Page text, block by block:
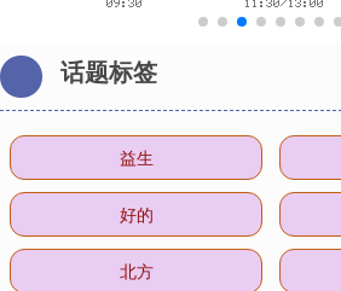
话题标签
益生
好的
北方